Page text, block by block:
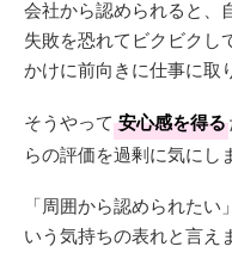
会社から認められると、
失敗を恐れてビクビクし
かけに前向きに仕事に取
そうやって 安心感を得る
らの評価を過剰に気にし
「周囲から認められた
いう気持ちの表れと言え